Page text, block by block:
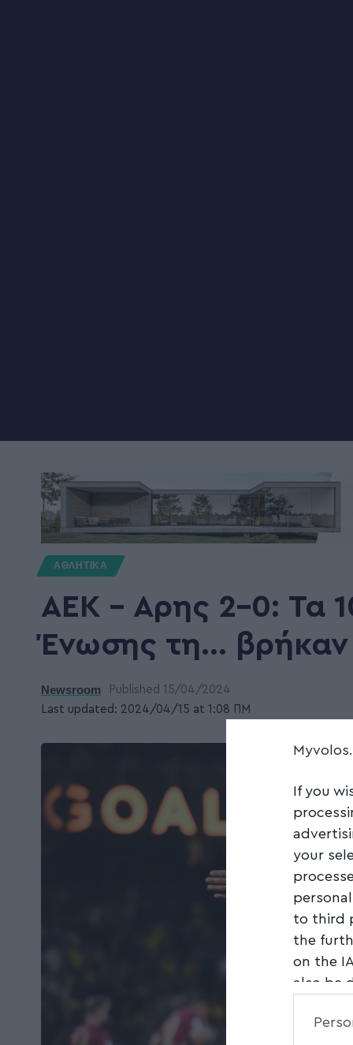
If you
your
to third
the
on the
also be
parties.
ΑΘΛΗΤΙΚΑ
ΑΕΚ – Αρης 2-0: Τα
Ένωσης τη…
Last updated: 2024/04/15 at 1:08 ΠΜ
Newsroom Published 15/04/2024